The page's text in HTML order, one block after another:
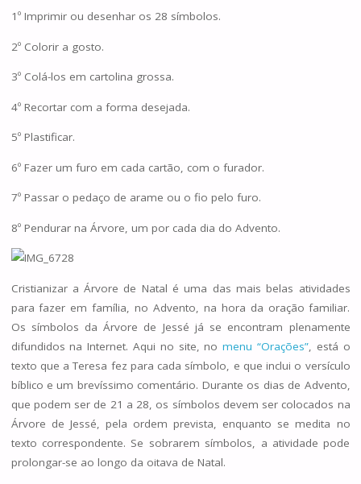
1º Imprimir ou desenhar os 28 símbolos.
2º Colorir a gosto.
3º Colá-los em cartolina grossa.
4º Recortar com a forma desejada.
5º Plastificar.
6º Fazer um furo em cada cartão, com o furador.
7º Passar o pedaço de arame ou o fio pelo furo.
8º Pendurar na Árvore, um por cada dia do Advento.
Cristianizar a Árvore de Natal é uma das mais belas atividades
para fazer em família, no Advento, na hora da oração familiar.
Os símbolos da Árvore de Jessé já se encontram plenamente
difundidos na Internet. Aqui no site, no menu “Orações”, está o
texto que a Teresa fez para cada símbolo, e que inclui o versículo
bíblico e um brevíssimo comentário. Durante os dias de Advento,
que podem ser de 21 a 28, os símbolos devem ser colocados na
Árvore de Jessé, pela ordem prevista, enquanto se medita no
texto correspondente. Se sobrarem símbolos, a atividade pode
prolongar-se ao longo da oitava de Natal.